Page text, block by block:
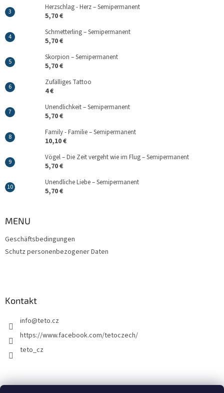
Herzschlag - Herz – Semipermanent
5,70 €
Schmetterling – Semipermanent
5,70 €
Skorpion – Semipermanent
5,70 €
Zufälliges Tattoo
4 €
Unendlichkeit – Semipermanent
5,70 €
Family - Familie – Semipermanent
10,10 €
Vögel – Die Zeit vergeht wie im Flug – Semipermanent
5,70 €
Unendliche Liebe – Semipermanent
5,70 €
MENU
Geschäftsbedingungen
Schutz personenbezogener Daten
Kontakt
info@teto.cz
https://www.facebook.com/tetoczech/
teto_cz
Facebook